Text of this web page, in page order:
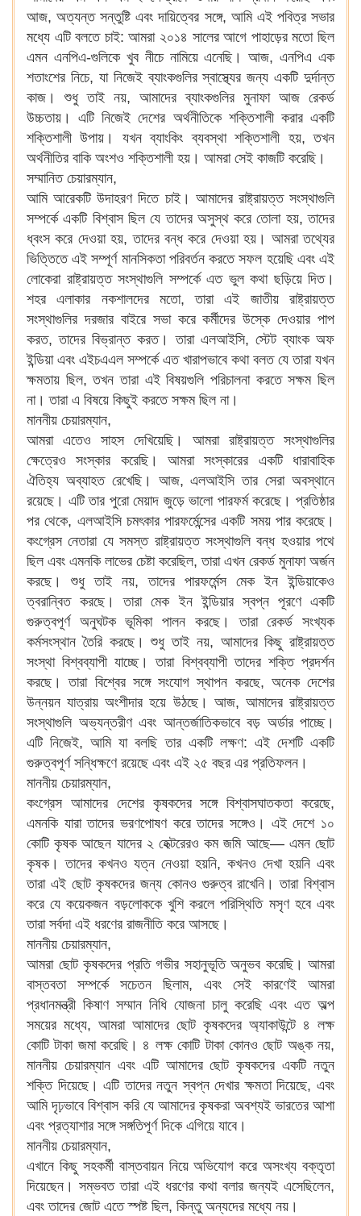
আজ, অত্যন্ত সন্তুষ্টি এবং দায়িত্বের সঙ্গে, আমি এই পবিত্র সভার
মধ্যে এটি বলতে চাই: আমরা ২০১৪ সালের আগে পাহাড়ের মতো ছিল
এমন এনপিএ-গুলিকে খুব নীচে নামিয়ে এনেছি। আজ, এনপিএ এক
শতাংশের নিচে, যা নিজেই ব্যাংকগুলির স্বাস্থ্যের জন্য একটি দুর্দান্ত
কাজ। শুধু তাই নয়, আমাদের ব্যাংকগুলির মুনাফা আজ রেকর্ড
উচ্চতায়। এটি নিজেই দেশের অর্থনীতিকে শক্তিশালী করার একটি
শক্তিশালী উপায়। যখন ব্যাংকিং ব্যবস্থা শক্তিশালী হয়, তখন
অর্থনীতির বাকি অংশও শক্তিশালী হয়। আমরা সেই কাজটি করেছি।
সম্মানিত চেয়ারম্যান,
আমি আরেকটি উদাহরণ দিতে চাই। আমাদের রাষ্ট্রায়ত্ত সংস্থাগুলি
সম্পর্কে একটি বিশ্বাস ছিল যে তাদের অসুস্থ করে তোলা হয়, তাদের
ধ্বংস করে দেওয়া হয়, তাদের বন্ধ করে দেওয়া হয়। আমরা তথ্যের
ভিত্তিতে এই সম্পূর্ণ মানসিকতা পরিবর্তন করতে সফল হয়েছি এবং এই
লোকেরা রাষ্ট্রায়ত্ত সংস্থাগুলি সম্পর্কে এত ভুল কথা ছড়িয়ে দিত।
শহর এলাকার নকশালদের মতো, তারা এই জাতীয় রাষ্ট্রায়ত্ত
সংস্থাগুলির দরজার বাইরে সভা করে কর্মীদের উস্কে দেওয়ার পাপ
করত, তাদের বিভ্রান্ত করত। তারা এলআইসি, স্টেট ব্যাংক অফ
ইন্ডিয়া এবং এইচএএল সম্পর্কে এত খারাপভাবে কথা বলত যে তারা যখন
ক্ষমতায় ছিল, তখন তারা এই বিষয়গুলি পরিচালনা করতে সক্ষম ছিল
না। তারা এ বিষয়ে কিছুই করতে সক্ষম ছিল না।
মাননীয় চেয়ারম্যান,
আমরা এতেও সাহস দেখিয়েছি। আমরা রাষ্ট্রায়ত্ত সংস্থাগুলির
ক্ষেত্রেও সংস্কার করেছি। আমরা সংস্কারের একটি ধারাবাহিক
ঐতিহ্য অব্যাহত রেখেছি। আজ, এলআইসি তার সেরা অবস্থানে
রয়েছে। এটি তার পুরো মেয়াদ জুড়ে ভালো পারফর্ম করেছে। প্রতিষ্ঠার
পর থেকে, এলআইসি চমৎকার পারফর্মেন্সের একটি সময় পার করেছে।
কংগ্রেস নেতারা যে সমস্ত রাষ্ট্রায়ত্ত সংস্থাগুলি বন্ধ হওয়ার পথে
ছিল এবং এমনকি লাভের চেষ্টা করেছিল, তারা এখন রেকর্ড মুনাফা অর্জন
করছে। শুধু তাই নয়, তাদের পারফর্মেন্স মেক ইন ইন্ডিয়াকেও
ত্বরান্বিত করছে। তারা মেক ইন ইন্ডিয়ার স্বপ্ন পূরণে একটি
গুরুত্বপূর্ণ অনুঘটক ভূমিকা পালন করছে। তারা রেকর্ড সংখ্যক
কর্মসংস্থান তৈরি করছে। শুধু তাই নয়, আমাদের কিছু রাষ্ট্রায়ত্ত
সংস্থা বিশ্বব্যাপী যাচ্ছে। তারা বিশ্বব্যাপী তাদের শক্তি প্রদর্শন
করছে। তারা বিশ্বের সঙ্গে সংযোগ স্থাপন করছে, অনেক দেশের
উন্নয়ন যাত্রায় অংশীদার হয়ে উঠছে। আজ, আমাদের রাষ্ট্রায়ত্ত
সংস্থাগুলি অভ্যন্তরীণ এবং আন্তর্জাতিকভাবে বড় অর্ডার পাচ্ছে।
এটি নিজেই, আমি যা বলছি তার একটি লক্ষণ: এই দেশটি একটি
গুরুত্বপূর্ণ সন্ধিক্ষণে রয়েছে এবং এই ২৫ বছর এর প্রতিফলন।
মাননীয় চেয়ারম্যান,
কংগ্রেস আমাদের দেশের কৃষকদের সঙ্গে বিশ্বাসঘাতকতা করেছে,
এমনকি যারা তাদের ভরণপোষণ করে তাদের সঙ্গেও। এই দেশে ১০
কোটি কৃষক আছেন যাদের ২ হেক্টরেরও কম জমি আছে— এমন ছোট
কৃষক। তাদের কখনও যত্ন নেওয়া হয়নি, কখনও দেখা হয়নি এবং
তারা এই ছোট কৃষকদের জন্য কোনও গুরুত্ব রাখেনি। তারা বিশ্বাস
করে যে কয়েকজন বড়লোককে খুশি করলে পরিস্থিতি মসৃণ হবে এবং
তারা সর্বদা এই ধরণের রাজনীতি করে আসছে।
মাননীয় চেয়ারম্যান,
আমরা ছোট কৃষকদের প্রতি গভীর সহানুভূতি অনুভব করেছি। আমরা
বাস্তবতা সম্পর্কে সচেতন ছিলাম, এবং সেই কারণেই আমরা
প্রধানমন্ত্রী কিষাণ সম্মান নিধি যোজনা চালু করেছি এবং এত অল্প
সময়ের মধ্যে, আমরা আমাদের ছোট কৃষকদের অ্যাকাউন্টে ৪ লক্ষ
কোটি টাকা জমা করেছি। ৪ লক্ষ কোটি টাকা কোনও ছোট অঙ্ক নয়,
মাননীয় চেয়ারম্যান এবং এটি আমাদের ছোট কৃষকদের একটি নতুন
শক্তি দিয়েছে। এটি তাদের নতুন স্বপ্ন দেখার ক্ষমতা দিয়েছে, এবং
আমি দৃঢ়ভাবে বিশ্বাস করি যে আমাদের কৃষকরা অবশ্যই ভারতের আশা
এবং প্রত্যাশার সঙ্গে সঙ্গতিপূর্ণ দিকে এগিয়ে যাবে।
মাননীয় চেয়ারম্যান,
এখানে কিছু সহকর্মী বাস্তবায়ন নিয়ে অভিযোগ করে অসংখ্য বক্তৃতা
দিয়েছেন। সম্ভবত তারা এই ধরণের কথা বলার জন্যই এসেছিলেন,
এবং তাদের জোট এতে স্পষ্ট ছিল, কিন্তু অন্যদের মধ্যে নয়।